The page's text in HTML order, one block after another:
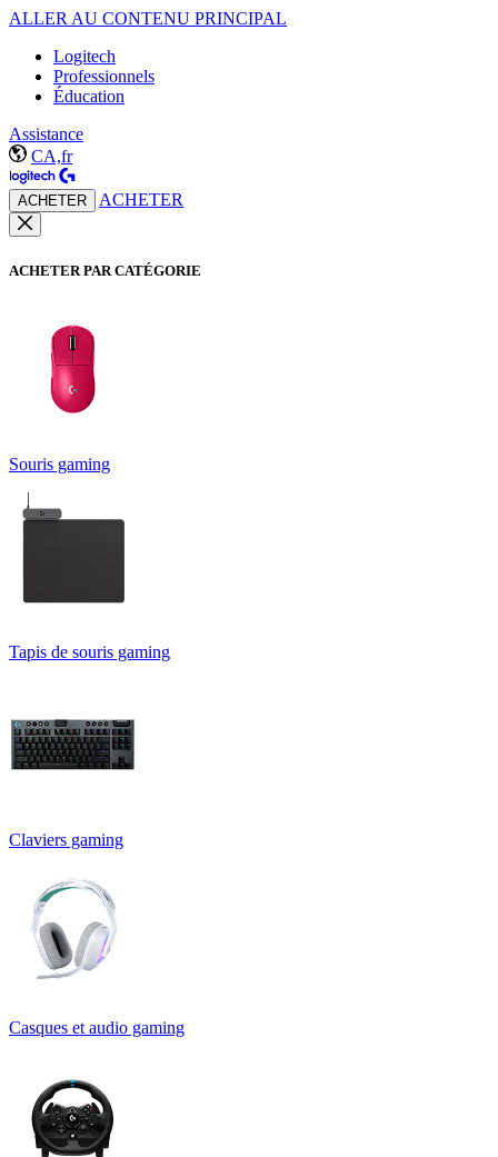
ALLER AU CONTENU PRINCIPAL
Logitech
Professionnels
Éducation
Assistance
CA,fr
ACHETER ACHETER
ACHETER PAR CATÉGORIE
Souris gaming
Tapis de souris gaming
Claviers gaming
Casques et audio gaming